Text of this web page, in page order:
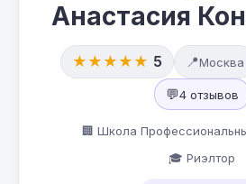
Анастасия
★★★★★ 5 📍Москва
💬4 отзывов
🏢 Школа
🎓 Риэлтор